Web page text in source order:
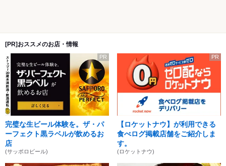
[PR]おススメのお店・情報
PR
完璧な生ビール体験を。ザ・パ
ーフェクト黒ラベルが飲めるお
店
(サッポロビール)
PR
【ロケットナウ】が利用できる
食べログ掲載店舗をご紹介しま
す。
(ロケットナウ)